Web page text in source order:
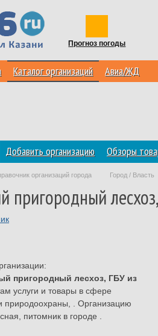
Прогноз погоды
Каталог организаций Авиа/ЖД
Добавить организацию Обзоры
организаций города Город / Власть
пригородный
пригородный лесхоз, ГБУ из
услуги и товары в сфере
природоохраны , . Организацию
питомник в городе .